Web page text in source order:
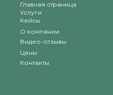
Главная страница
Услуги
Кейсы
О компании
Видео-отзывы
Цены
Контакты